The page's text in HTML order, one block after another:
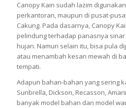
Canopy Kain sudah lazim
perkantoran, maupun di pusat-
Cakung. Pada dasarnya, Canopy
pelindung terhadap panasnya
hujan. Namun selain itu, bisa pula
atau menambah kesan mewah di
tempati.
Adapun bahan-bahan yang sering
Sunbrella, Dickson, Recasson,
banyak model bahan dan model